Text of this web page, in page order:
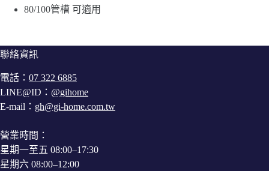
80/100管槽 可適用
聯絡資訊
電話： 07 322 6885
LINE@ID： @gihome
E-mail： gh@gi-home.com.tw
營業時間：
星期一至五 08:00–17:30
星期六 08:00–12:00